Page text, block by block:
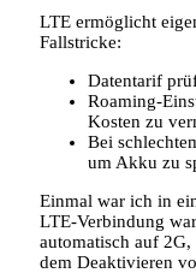
LTE ermöglicht
Fallstricke:
Datentarif
Kosten zu
Bei
um Akku zu
Einmal war ich in
LTE‑Verbindung
automatisch auf
dem Deaktivieren